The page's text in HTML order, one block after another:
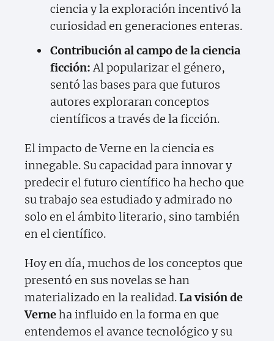
ciencia y la exploración incentivó la
curiosidad en generaciones enteras.
Contribución al campo de la ciencia
ficción:Al popularizar el género,
sentó las bases para que futuros
autores exploraran conceptos
científicos a través de la ficción.
El impacto de Verne en la ciencia es
innegable. Su capacidad para innovar y
predecir el futuro científico ha hecho que
su trabajo sea estudiado y admirado no
solo en el ámbito literario, sino también
en el científico.
Hoy en día, muchos de los conceptos que
presentó en sus novelas se han
materializado en la realidad.La visión de
Verneha influido en la forma en que
entendemos el avance tecnológico y su